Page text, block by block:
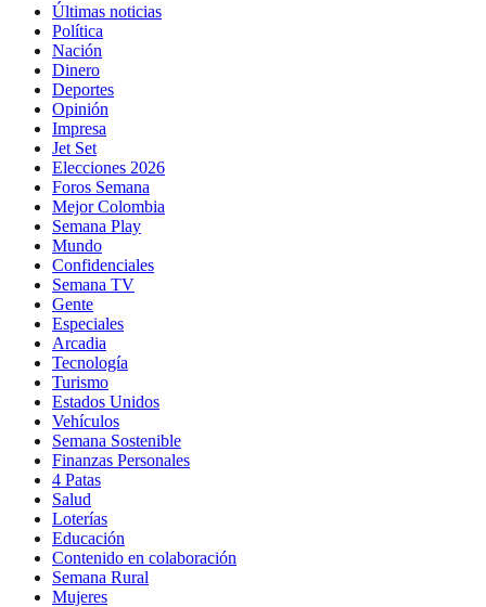
Últimas noticias
Política
Nación
Dinero
Deportes
Opinión
Impresa
Jet Set
Elecciones 2026
Foros Semana
Mejor Colombia
Semana Play
Mundo
Confidenciales
Semana TV
Gente
Especiales
Arcadia
Tecnología
Turismo
Estados Unidos
Vehículos
Semana Sostenible
Finanzas Personales
4 Patas
Salud
Loterías
Educación
Contenido en colaboración
Semana Rural
Mujeres